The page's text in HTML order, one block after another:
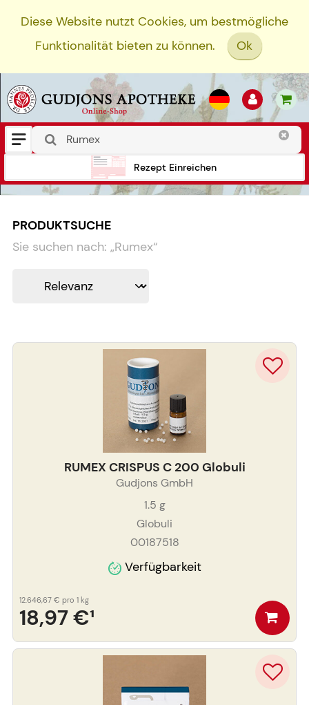
Diese Website nutzt Cookies, um bestmögliche
Funktionalität bieten zu können.
Ok
Rezept Einreichen
PRODUKTSUCHE
Sie suchen nach: „Rumex“
RUMEX CRISPUS C 200 Globuli
Gudjons GmbH
1.5 g
Globuli
00187518
Verfügbarkeit
18,97 €¹
12.646,67 € pro 1 kg